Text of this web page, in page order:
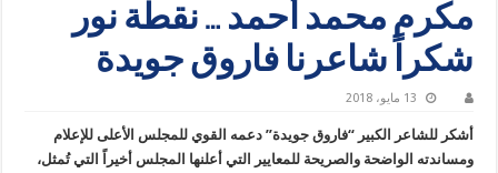
مكرم محمد أحمد … نقطة نور
شكراً شاعرنا فاروق جويدة
13 مايو، 2018
أشكر للشاعر الكبير “فاروق جويدة” دعمه القوي للمجلس الأعلى للإعلام
ومساندته الواضحة والصريحة للمعايير التي أعلنها المجلس أخيراً التي تُمثل،